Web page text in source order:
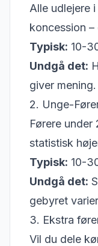
Alle udlejere
koncession
Typisk: 10-
Undgå det:
giver mening.
2. Unge-
Førere under
statistisk
Typisk: 10-
Undgå det:
gebyret
3. Ekstra
Vil du dele